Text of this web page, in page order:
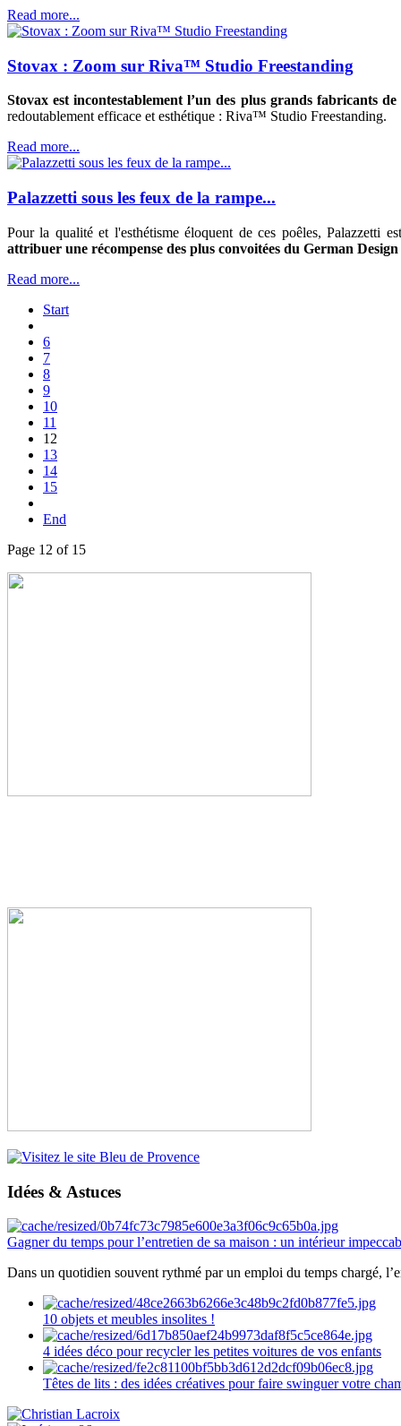
Read more...
Stovax : Zoom sur Riva™ Studio Freestanding
Stovax est incontestablement l’un des plus grands fabricants
redoutablement efficace et esthétique : Riva™ Studio Freestanding.
Read more...
Palazzetti sous les feux de la rampe...
Pour la qualité et l'esthétisme éloquent de ces poêles, Palazzetti
attribuer une récompense des plus convoitées du German
Read more...
Start
6
7
8
9
10
11
12
13
14
15
End
Page 12 of 15
Idées & Astuces
Gagner du temps pour l’entretien de sa maison : un intérieur
Dans un quotidien souvent rythmé par un emploi du temps chargé,
10 objets et meubles insolites !
4 idées déco pour recycler les petites voitures de vos enfants
Têtes de lits : des idées créatives pour faire swinguer votre